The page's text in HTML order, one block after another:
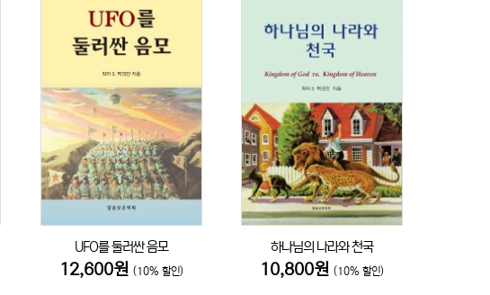
UFO를 둘러싼 음모
12,600원 (10% 할인)
하나님의 나라와 천국
10,800원(10% 할인)